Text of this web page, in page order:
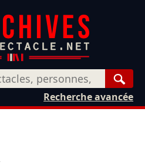
Recherche avancée